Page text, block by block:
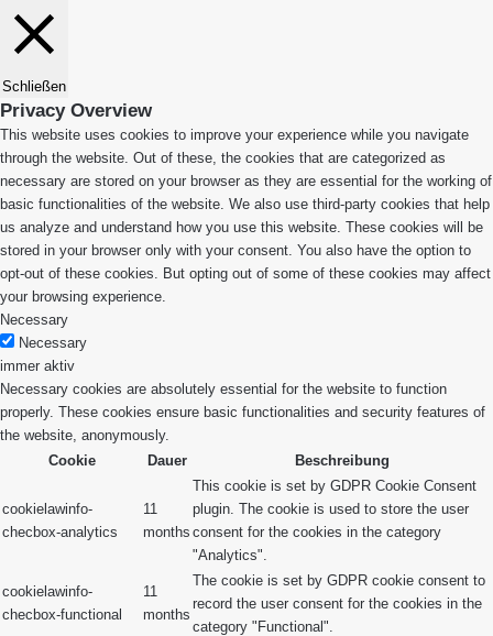
Schließen
Privacy Overview
This website uses cookies to improve your experience while you navigate
through the website. Out of these, the cookies that are categorized as
necessary are stored on your browser as they are essential for the working of
basic functionalities of the website. We also use third-party cookies that help
us analyze and understand how you use this website. These cookies will be
stored in your browser only with your consent. You also have the option to
opt-out of these cookies. But opting out of some of these cookies may affect
your browsing experience.
Necessary
Necessary
immer aktiv
Necessary cookies are absolutely essential for the website to function
properly. These cookies ensure basic functionalities and security features of
the website, anonymously.
Cookie
Dauer Beschreibung
cookielawinfo-
checbox-analytics
11
months
This cookie is set by GDPR Cookie Consent
plugin. The cookie is used to store the user
consent for the cookies in the category
"Analytics".
cookielawinfo-
checbox-functional
11
months
The cookie is set by GDPR cookie consent to
record the user consent for the cookies in the
category "Functional".